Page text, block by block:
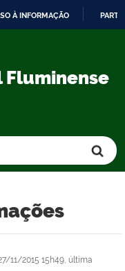
À INFORMAÇÃO
11/2015 15h49, última